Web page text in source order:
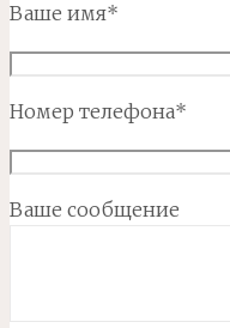
Ваше имя*
Номер телефона*
Ваше сообщение